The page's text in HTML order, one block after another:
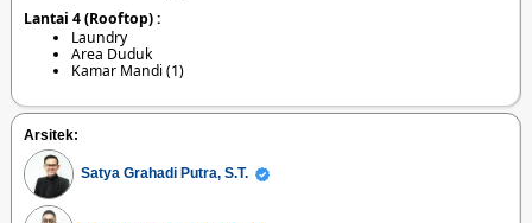
Lantai 4 (Rooftop) :
Laundry
Area Duduk
Kamar Mandi (1)
Arsitek:
Satya Grahadi Putra, S.T.